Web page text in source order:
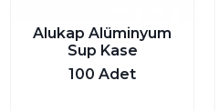
Alukap Alüminyum
Sup Kase
100 Adet